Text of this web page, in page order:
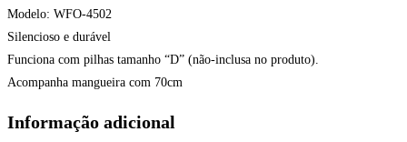
Modelo: WFO-4502
Silencioso e durável
Funciona com pilhas tamanho “D” (não-inclusa no produto).
Acompanha mangueira com 70cm
Informação adicional